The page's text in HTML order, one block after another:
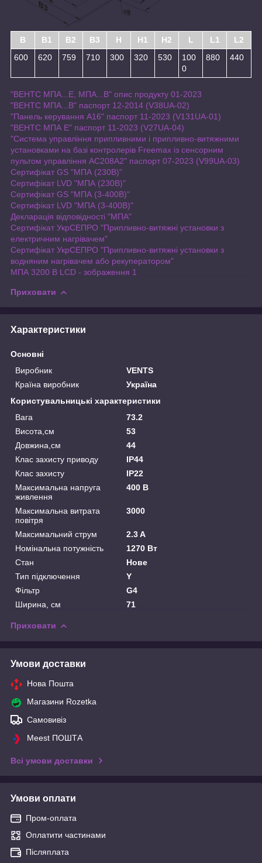
B B1 B2 B3 H H1 H2 L L1
L2
600
620 759 710 300 320 530
100
0
880 440
"ВЕНТС МПА...Е, МПА...В" опис продукту 01-2023
"ВЕНТС МПА...В" паспорт 12-2014 (V38UA-02)
"Панель керування A16" паспорт 11-2023 (V131UA-01)
"ВЕНТС МПА Е" паспорт 11-2023 (V27UA-04)
"Система управління припливними і припливно-витяжними
установками на базі контролерів Freemax із сенсорним
пультом управління AC208A2" паспорт 07-2023 (V99UA-03)
Сертифікат GS "МПА (230В)"
Сертифікат LVD "МПА (230В)"
Сертифікат GS "МПА (3-400В)"
Сертифікат LVD "МПА (3-400В)"
Декларація відповідності "МПА"
Сертифікат УкрСЕПРО "Припливно-витяжні установки з
електричним нагрівачем"
Сертифiкат УкрСЕПРО "Припливно-витяжні установки з
водняним нагрівачем або рекуператором"
МПА 3200 В LCD - зображення 1
Приховати
Характеристики
Основні
Виробник
VENTS
Країна виробник
Україна
Користувальницькі характеристики
Вага
73.2
Висота,см
53
Довжина,см
44
Клас захисту приводу
IP44
Клас захисту
IP22
Максимальна напруга
живлення
400 В
Максимальна витрата
повітря
3000
Максимальний струм
2.3 A
Номінальна потужність
1270 Вт
Стан
Нове
Тип підключення
Y
Фільтр
G4
Ширина, см
71
Приховати
Умови доставки
Нова Пошта
Магазини Rozetka
Самовивіз
Meest ПОШТА
Всі умови доставки
Умови оплати
Пром-оплата
Оплатити частинами
Післяплата